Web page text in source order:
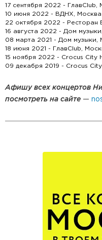
17 сентября 2022 - ГлавClub,
10 июня 2022 - ВДНХ, Москва
22 октября 2022 - Ресторан
16 августа 2022 - Дом
08 марта 2021 - Дом музыки,
18 июня 2021 - ГлавClub,
15 ноября 2022 - Crocus City
09 декабря 2019 - Crocus
Афишу всех концертов
посмотреть на сайте —